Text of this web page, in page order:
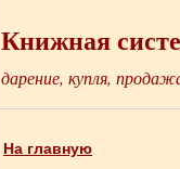
Книжная
дарение, купля,
На главную